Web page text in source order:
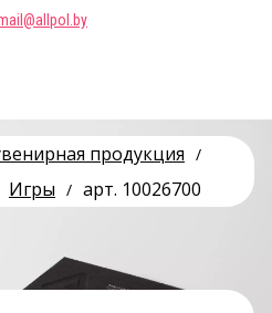
продукция /
Игры / арт. 10026700